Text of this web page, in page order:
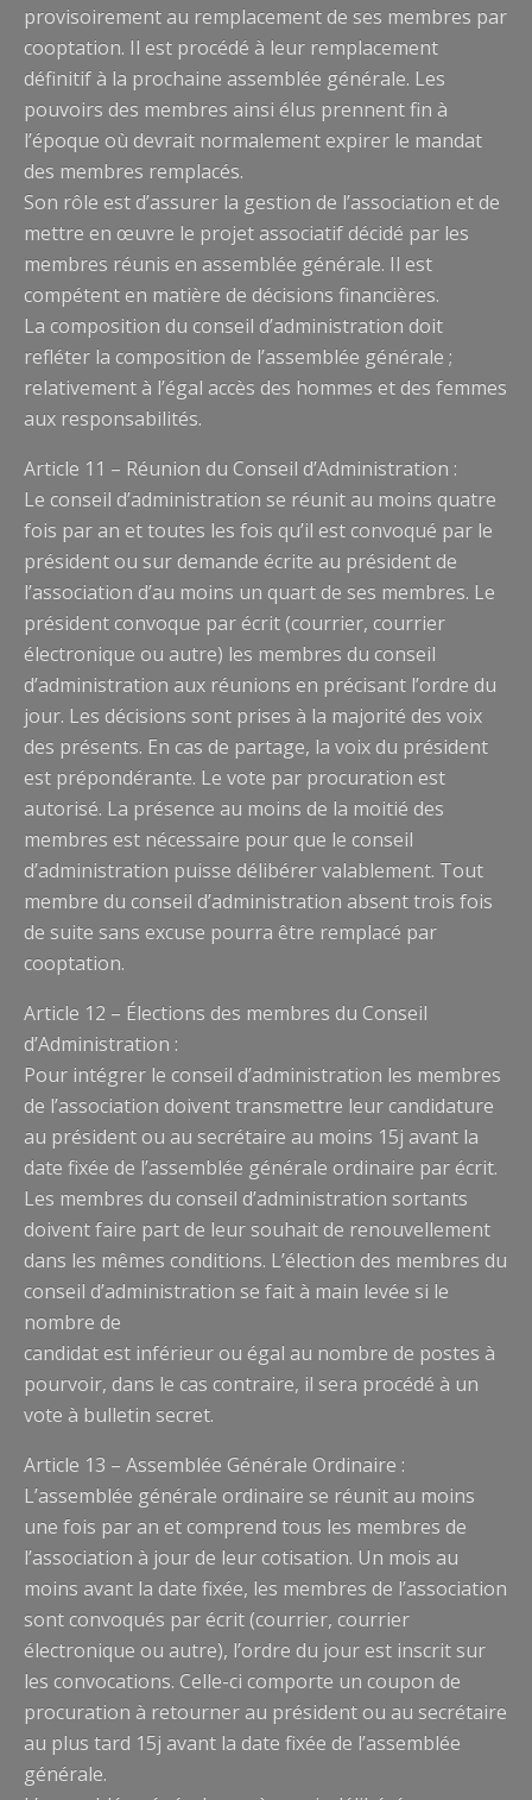
provisoirement au remplacement de ses membres par
cooptation. Il est procédé à leur remplacement
définitif à la prochaine assemblée générale. Les
pouvoirs des membres ainsi élus prennent fin à
l’époque où devrait normalement expirer le mandat
des membres remplacés.
Son rôle est d’assurer la gestion de l’association et de
mettre en œuvre le projet associatif décidé par les
membres réunis en assemblée générale. Il est
compétent en matière de décisions financières.
La composition du conseil d’administration doit
refléter la composition de l’assemblée générale ;
relativement à l’égal accès des hommes et des femmes
aux responsabilités.
Article 11 – Réunion du Conseil d’Administration :
Le conseil d’administration se réunit au moins quatre
fois par an et toutes les fois qu’il est convoqué par le
président ou sur demande écrite au président de
l’association d’au moins un quart de ses membres. Le
président convoque par écrit (courrier, courrier
électronique ou autre) les membres du conseil
d’administration aux réunions en précisant l’ordre du
jour. Les décisions sont prises à la majorité des voix
des présents. En cas de partage, la voix du président
est prépondérante. Le vote par procuration est
autorisé. La présence au moins de la moitié des
membres est nécessaire pour que le conseil
d’administration puisse délibérer valablement. Tout
membre du conseil d’administration absent trois fois
de suite sans excuse pourra être remplacé par
cooptation.
Article 12 – Élections des membres du Conseil
d’Administration :
Pour intégrer le conseil d’administration les membres
de l’association doivent transmettre leur candidature
au président ou au secrétaire au moins 15j avant la
date fixée de l’assemblée générale ordinaire par écrit.
Les membres du conseil d’administration sortants
doivent faire part de leur souhait de renouvellement
dans les mêmes conditions. L’élection des membres du
conseil d’administration se fait à main levée si le
nombre de
candidat est inférieur ou égal au nombre de postes à
pourvoir, dans le cas contraire, il sera procédé à un
vote à bulletin secret.
Article 13 – Assemblée Générale Ordinaire :
L’assemblée générale ordinaire se réunit au moins
une fois par an et comprend tous les membres de
l’association à jour de leur cotisation. Un mois au
moins avant la date fixée, les membres de l’association
sont convoqués par écrit (courrier, courrier
électronique ou autre), l’ordre du jour est inscrit sur
les convocations. Celle-ci comporte un coupon de
procuration à retourner au président ou au secrétaire
au plus tard 15j avant la date fixée de l’assemblée
générale.